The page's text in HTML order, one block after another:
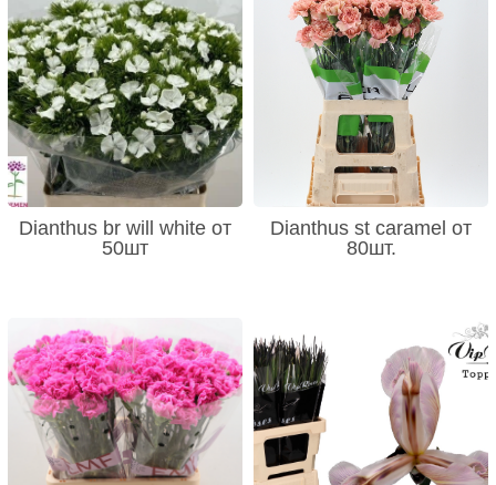
Dianthus br will white от
50шт
Dianthus st caramel от
80шт.